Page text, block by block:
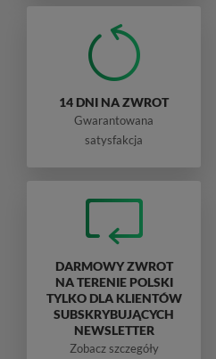
14 DNI NA ZWROT
Gwarantowana
satysfakcja
DARMOWY ZWROT
NA TERENIE POLSKI
TYLKO DLA KLIENTÓW
SUBSKRYBUJĄCYCH
NEWSLETTER
Zobacz szczegóły